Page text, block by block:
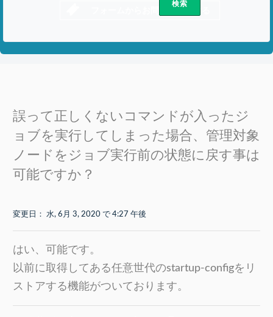
誤って正しくないコマンドが入ったジ
ョブを実行してしまった場合、管理対象
ノードをジョブ実行前の状態に戻す事は
可能ですか？
変更日： 水, 6月 3, 2020 で 4:27 午後
はい、可能です。
以前に取得してある任意世代のstartup-configをリ
ストアする機能がついております。